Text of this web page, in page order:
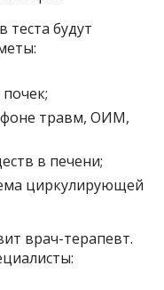
будут
фоне травм, ОИМ,
в печени;
циркулирующей
врач-терапевт.